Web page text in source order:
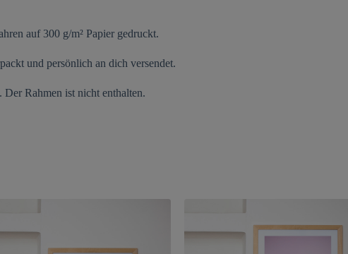
auf 300 g/m² Papier gedruckt.
und persönlich an dich versendet.
Rahmen ist nicht enthalten.